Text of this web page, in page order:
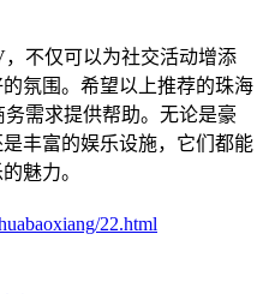
不仅可以为社交活动增添
氛围。希望以上推荐的珠海
需求提供帮助。无论是豪
丰富的娱乐设施，它们都能
魅力。
22.html